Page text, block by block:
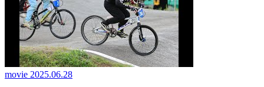
movie 2025.06.28